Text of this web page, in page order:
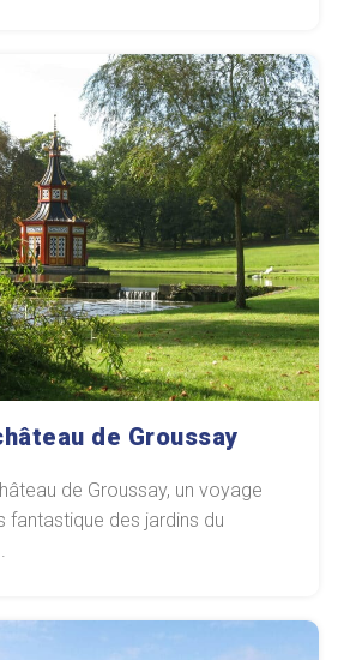
de Groussay
de Groussay, un voyage
fantastique des jardins du